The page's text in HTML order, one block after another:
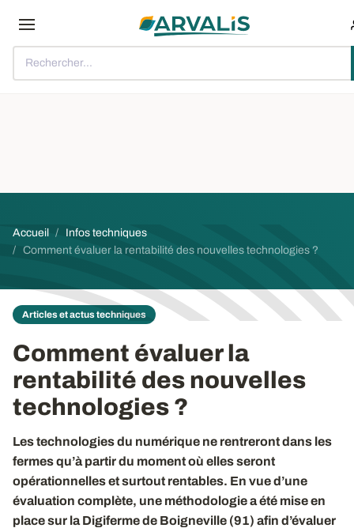
Rechercher...
Fil d'Ariane
Accueil
Infos techniques
Comment évaluer la rentabilité des nouvelles technologies ?
Articles et actus techniques
Comment évaluer la
rentabilité des nouvelles
technologies ?
Les technologies du numérique ne rentreront dans les
fermes qu’à partir du moment où elles seront
opérationnelles et surtout rentables. En vue d’une
évaluation complète, une méthodologie a été mise en
place sur la Digiferme de Boigneville (91) afin d’évaluer